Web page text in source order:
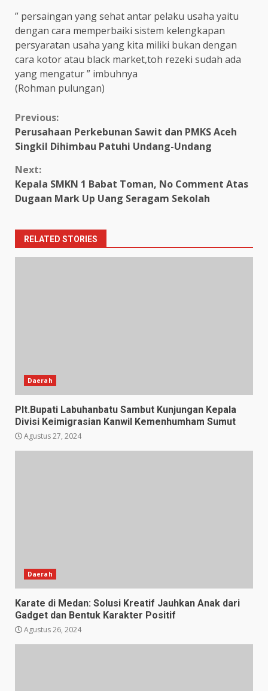
” persaingan yang sehat antar pelaku usaha yaitu
dengan cara memperbaiki sistem kelengkapan
persyaratan usaha yang kita miliki bukan dengan
cara kotor atau black market,toh rezeki sudah ada
yang mengatur ” imbuhnya
(Rohman pulungan)
Continue
Reading
Previous:
Perusahaan Perkebunan Sawit dan PMKS Aceh
Singkil Dihimbau Patuhi Undang-Undang
Next:
Kepala SMKN 1 Babat Toman, No Comment Atas
Dugaan Mark Up Uang Seragam Sekolah
RELATED STORIES
Daerah
Plt.Bupati Labuhanbatu Sambut Kunjungan Kepala
Divisi Keimigrasian Kanwil Kemenhumham Sumut
Agustus 27, 2024
Daerah
Karate di Medan: Solusi Kreatif Jauhkan Anak dari
Gadget dan Bentuk Karakter Positif
Agustus 26, 2024